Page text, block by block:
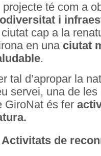
projecte té com a
i
cap a la
en una ciutat
.
tal d’apropar la
servei, una de
GiroNat és fer
Activitats de